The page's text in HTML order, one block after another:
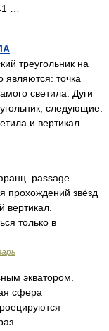
…
треугольник на
точка
светила. Дуги
следующие:
и вертикал
passage
прохождений звёзд
только в
экватором.
сфера
…